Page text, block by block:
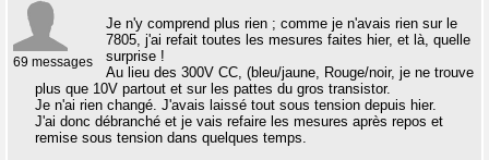
69 messages
Je n'y comprend plus rien ; comme je n'avais rien sur le
7805, j'ai refait toutes les mesures faites hier, et là, quelle
surprise !
Au lieu des 300V CC, (bleu/jaune, Rouge/noir, je ne trouve
plus que 10V partout et sur les pattes du gros transistor.
Je n'ai rien changé. J'avais laissé tout sous tension depuis hier.
J'ai donc débranché et je vais refaire les mesures après repos et
remise sous tension dans quelques temps.